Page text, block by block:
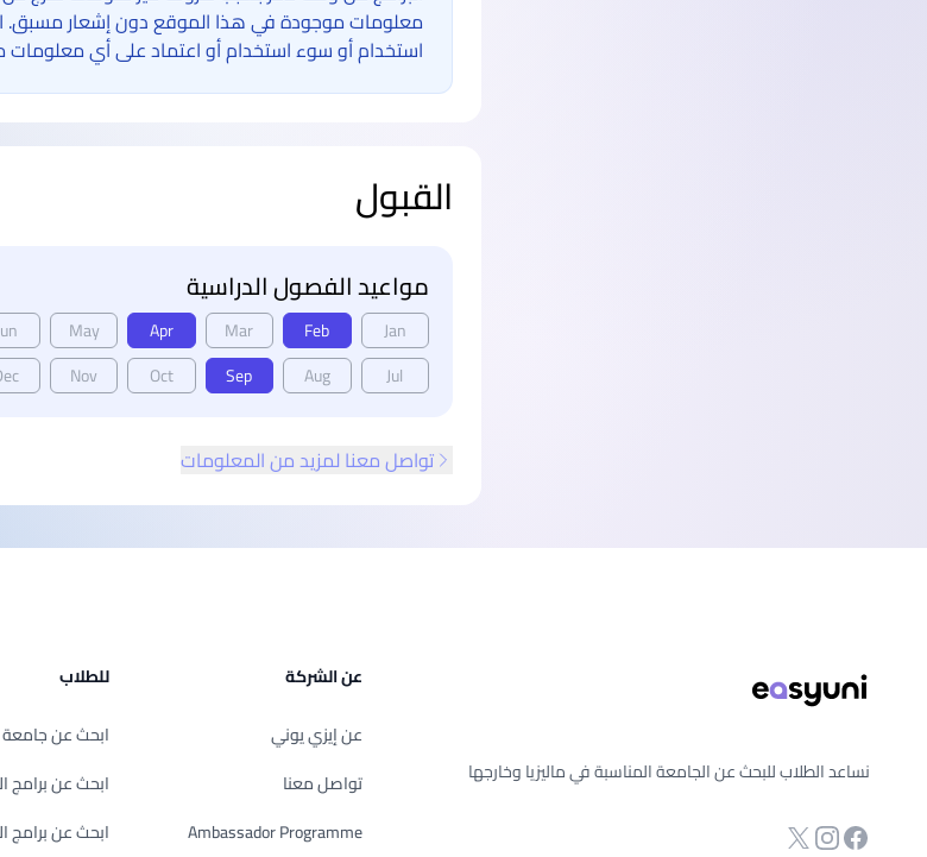
معلومات موجودة في هذا الموقع دون إشعار مسبق.
استخدام أو سوء استخدام أو اعتماد على أي
القبول
مواعيد الفصول الدراسية
Jan
Feb
Mar
Apr
May
Jul
Aug
Sep
Oct
Nov
تواصل معنا لمزيد من المعلومات
نساعد الطلاب للبحث عن الجامعة المناسبة في ماليزيا وخارجها
صفحة الفيسبوك
انستجرام
Twitter
عن الشركة
عن إيزي يوني
تواصل معنا
Ambassador Programme
للطلاب
ابحث عن جامعة
ابحث عن برامج
ابحث عن برامج